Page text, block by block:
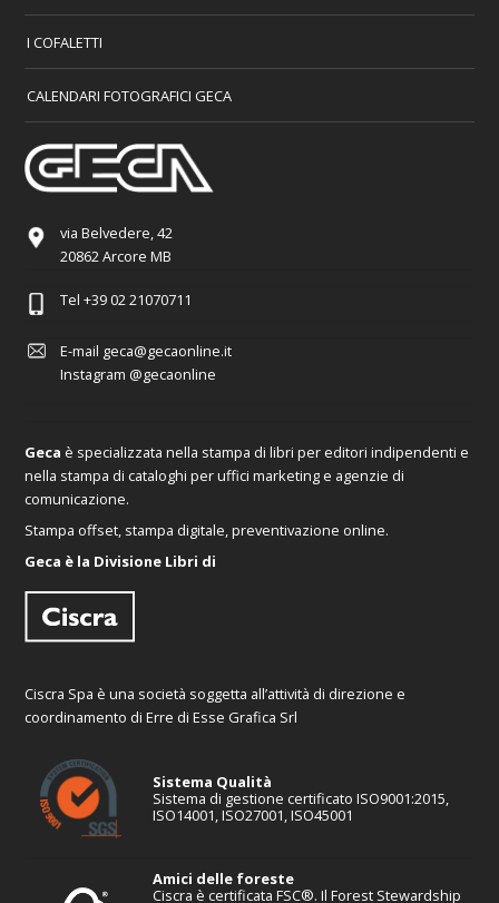
I COFALETTI
CALENDARI FOTOGRAFICI GECA
via Belvedere, 42
20862 Arcore MB
Tel +39 02 21070711
E-mail geca@gecaonline.it
Instagram @gecaonline
Geca è specializzata nella stampa di libri per editori indipendenti e
nella stampa di cataloghi per uffici marketing e agenzie di
comunicazione.
Stampa offset, stampa digitale, preventivazione online.
Geca è la Divisione Libri di
Ciscra Spa è una società soggetta all’attività di direzione e
coordinamento di Erre di Esse Grafica Srl
Sistema Qualità
Sistema di gestione certificato ISO9001:2015,
ISO14001, ISO27001, ISO45001
Amici delle foreste
Ciscra è certificata FSC®. Il Forest Stewardship